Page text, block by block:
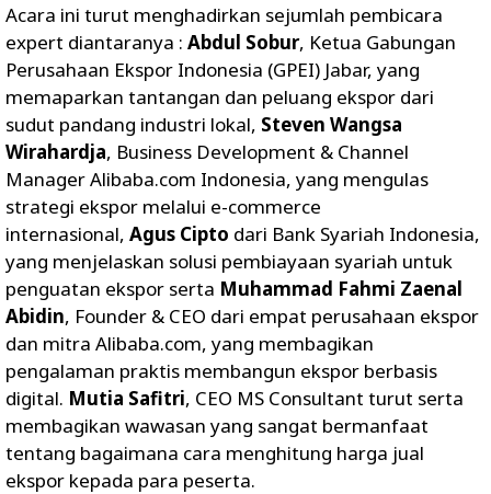
Acara ini turut menghadirkan sejumlah pembicara
expert diantaranya : Abdul Sobur, Ketua Gabungan
Perusahaan Ekspor Indonesia (GPEI) Jabar, yang
memaparkan tantangan dan peluang ekspor dari
sudut pandang industri lokal, Steven Wangsa
Wirahardja, Business Development & Channel
Manager Alibaba.com Indonesia, yang mengulas
strategi ekspor melalui e-commerce
internasional, Agus Cipto dari Bank Syariah Indonesia,
yang menjelaskan solusi pembiayaan syariah untuk
penguatan ekspor serta Muhammad Fahmi Zaenal
Abidin, Founder & CEO dari empat perusahaan ekspor
dan mitra Alibaba.com, yang membagikan
pengalaman praktis membangun ekspor berbasis
digital. Mutia Safitri, CEO MS Consultant turut serta
membagikan wawasan yang sangat bermanfaat
tentang bagaimana cara menghitung harga jual
ekspor kepada para peserta.